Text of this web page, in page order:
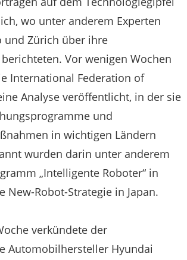
wo unter anderem Experten
und Zürich über ihre
Vor wenigen Wochen
International Federation of
Analyse veröffentlicht, in der sie
und
in wichtigen Ländern
wurden darin unter anderem
„Intelligente Roboter“ in
New-Robot-Strategie in Japan.
verkündete der
Automobilhersteller Hyundai